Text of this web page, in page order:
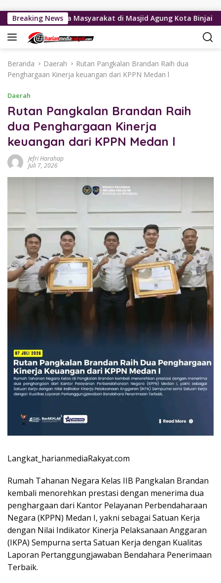
Breaking News
Bersama Masyarakat di Masjid Agung Kota Binjai
Beranda Daerah
Rutan Pangkalan Brandan Raih dua
Penghargaan Kinerja keuangan dari KPPN Medan l
Daerah
Rutan Pangkalan Brandan Raih
dua Penghargaan Kinerja
keuangan dari KPPN Medan l
Jefri Harahap
Juli 7, 2026
Langkat_harianmediaRakyat.com
Rumah Tahanan Negara Kelas IIB Pangkalan Brandan
kembali menorehkan prestasi dengan menerima dua
penghargaan dari Kantor Pelayanan Perbendaharaan
Negara (KPPN) Medan I, yakni sebagai Satuan Kerja
dengan Nilai Indikator Kinerja Pelaksanaan Anggaran
(IKPA) Sempurna serta Satuan Kerja dengan Kualitas
Laporan Pertanggungjawaban Bendahara Penerimaan
Terbaik.